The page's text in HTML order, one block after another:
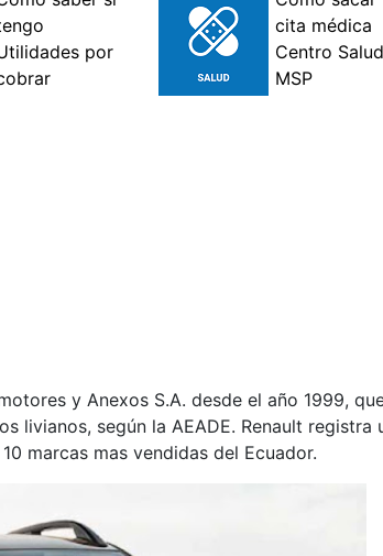
y Anexos S.A. desde el año 1999,
livianos, según la AEADE. Renault
marcas mas vendidas del Ecuador.